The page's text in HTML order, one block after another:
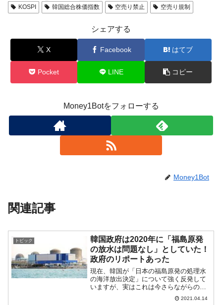
KOSPI
韓国総合株価指数 空売り禁止 空売り規制
シェアする
X Facebook はてブ
Pocket LINE コピー
Money1Botをフォローする
Money1Bot
関連記事
トピック
韓国政府は2020年に「福島原発
の放水は問題なし」としていた！
政府のリポートあった
現在、韓国が「日本の福島原発の処理水
の海洋放出決定」について強く反発して
いますが、実はこれは今さらながらの
「反日行為」であり、いかにも韓国なダ
ブルスタンダードなのです。韓国メディ
2021.04.14